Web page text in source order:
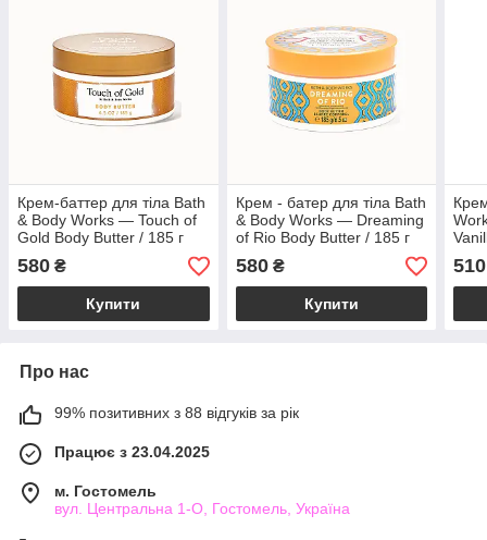
Крем-баттер для тіла Bath
& Body Works — Touch of
Gold Body Butter / 185 г
580 ₴
Купити
Крем - батер для тіла Bath
& Body Works — Dreaming
of Rio Body Butter / 185 г
580₴
Купити
510
Про нас
99% позитивних з 88 відгуків за рік
Працює з 23.04.2025
м. Гостомель
вул. Центральна 1-О, Гостомель, Україна